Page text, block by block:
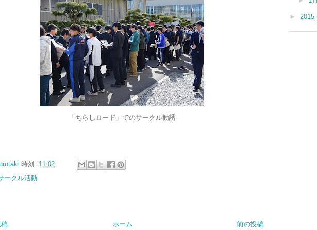
「ちらしロード」でのサークル勧誘
時刻: 11:02
ークル活動
前の投稿
ホーム
► 2015